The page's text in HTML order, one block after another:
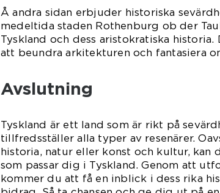
Å andra sidan erbjuder historiska
medeltida staden Rothenburg ob der
Tyskland och dess aristokratiska
att beundra arkitekturen och fantasiera
Avslutning
Tyskland är ett land som är rikt på
tillfredsställer alla typer av resenärer.
historia, natur eller konst och kultur, kan
som passar dig i Tyskland. Genom att
kommer du att få en inblick i dess rika